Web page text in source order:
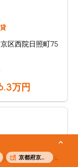
京都府京都市右京区
区西院日照町75
万円
区西院清水町24